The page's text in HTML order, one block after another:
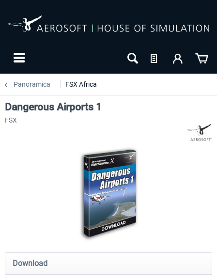
Panoramica FSX Africa
Holiday Airports FSDG LITE - Dakar
Dangerous Airports 1
FSX
Download